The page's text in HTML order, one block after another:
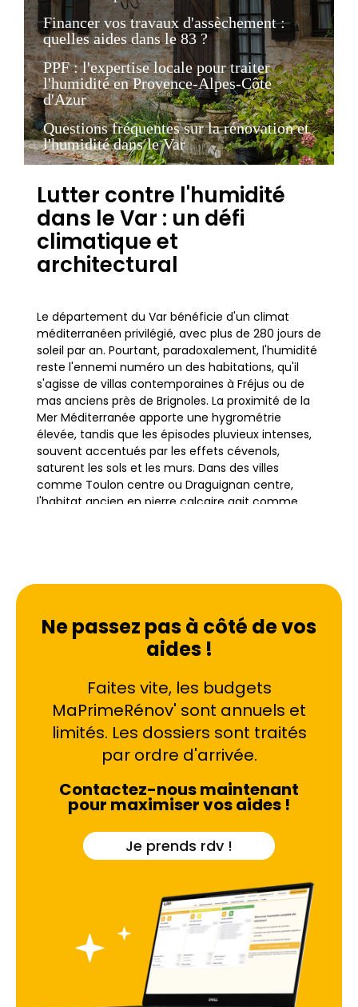
Financer vos travaux d'assèchement :
quelles aides dans le 83 ?
PPF : l'expertise locale pour traiter
l'humidité en Provence-Alpes-Côte
d'Azur
Questions fréquentes sur la rénovation et
l'humidité dans le Var
Lutter contre l'humidité
dans le Var : un défi
climatique et
architectural
Le département du Var bénéficie d'un climat
méditerranéen privilégié, avec plus de 280 jours de
soleil par an. Pourtant, paradoxalement, l'humidité
reste l'ennemi numéro un des habitations, qu'il
s'agisse de villas contemporaines à Fréjus ou de
mas anciens près de Brignoles. La proximité de la
Mer Méditerranée apporte une hygrométrie
élevée, tandis que les épisodes pluvieux intenses,
souvent accentués par les effets cévenols,
saturent les sols et les murs. Dans des villes
comme Toulon centre ou Draguignan centre,
l'habitat ancien en pierre calcaire agit comme
Le traitement de l'humidité dans le Var ne se
s'agit d'une intervention technique globale pour
comprendre l'origine du mal : est-ce une
infiltration d'eau par la toiture ou les façades ?
de fondations étanches sur les vieilles bastides ?
Ou encore de condensation liée à une ventilation
insuffisface face aux温差 (écarts de
température) entre l'intérieur climatisé et
l'extérieur brûlant ? Ignorer ces signes, comme
salines, risque de compromettre la solidité même
du bâtiment.
Ne passez pas à côté de vos
aides !
Faites vite, les budgets
MaPrimeRénov' sont annuels et
limités. Les dossiers sont traités
par ordre d'arrivée.
Contactez-nous maintenant
pour maximiser vos aides !
Je prends rdv !